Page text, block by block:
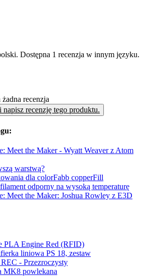
Dostępna 1 recenzja w innym języku.
recenzja
recenzję tego produktu.
Meet the Maker - Wyatt Weaver z Atom
warstwą?
dla colorFabb copperFill
odporny na wysoką temperaturę
Meet the Maker: Joshua Rowley z E3D
PLA Engine Red (RFID)
liniowa PS 18, zestaw
- Przezroczysty
MK8 powlekana